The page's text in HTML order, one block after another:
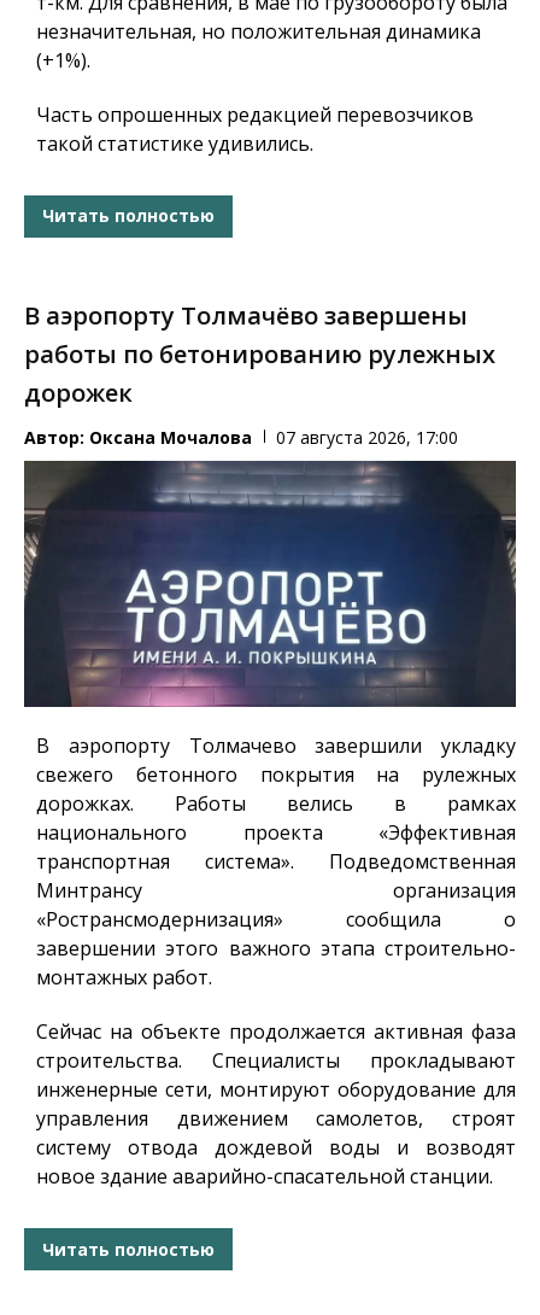
незначительная, но положительная динамика
(+1%).
Часть опрошенных редакцией перевозчиков
такой статистике удивились.
Читать полностью
В аэропорту Толмачёво завершены
работы по бетонированию рулежных
дорожек
Автор: Оксана Мочалова 07 августа 2026, 17:00
В аэропорту Толмачево завершили укладку
свежего бетонного покрытия на рулежных
дорожках. Работы велись в рамках
национального проекта «Эффективная
транспортная система». Подведомственная
Минтрансу организация
«Ространсмодернизация» сообщила о
завершении этого важного этапа строительно-
монтажных работ.
Сейчас на объекте продолжается активная фаза
строительства. Специалисты прокладывают
инженерные сети, монтируют оборудование для
управления движением самолетов, строят
систему отвода дождевой воды и возводят
новое здание аварийно-спасательной станции.
Читать полностью